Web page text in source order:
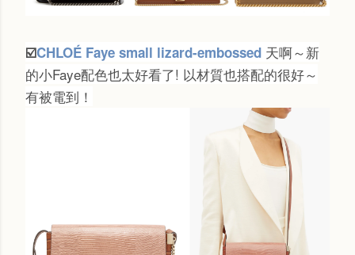
☑️CHLOÉ Faye small lizard-embossed 天啊～新
的小Faye配色也太好看了! 以材質也搭配的很好～
有被電到！